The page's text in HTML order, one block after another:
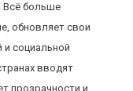
Всё больше
обновляет свои
и социальной
вводят
прозрачности и